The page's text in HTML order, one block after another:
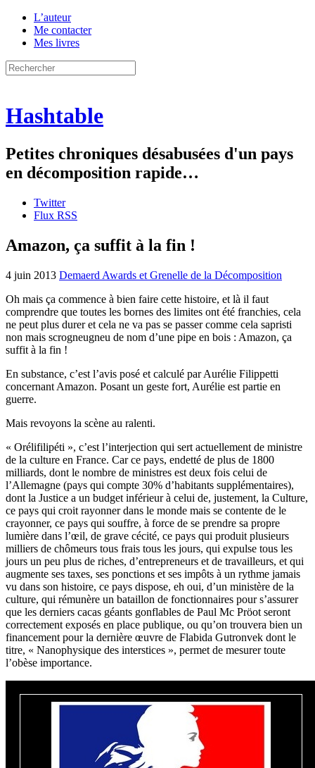
L’auteur
Me contacter
Mes livres
Hashtable
Petites chroniques désabusées d'un pays
en décomposition rapide…
Twitter
Flux RSS
Amazon, ça suffit à la fin !
4 juin 2013 Demaerd Awards et Grenelle de la Décomposition
Oh mais ça commence à bien faire cette histoire, et là il faut
comprendre que toutes les bornes des limites ont été franchies, cela
ne peut plus durer et cela ne va pas se passer comme cela sapristi
non mais scrogneugneu de nom d’une pipe en bois : Amazon, ça
suffit à la fin !
En substance, c’est l’avis posé et calculé par Aurélie Filippetti
concernant Amazon. Posant un geste fort, Aurélie est partie en
guerre.
Mais revoyons la scène au ralenti.
« Orélifilipéti », c’est l’interjection qui sert actuellement de ministre
de la culture en France. Car ce pays, endetté de plus de 1800
milliards, dont le nombre de ministres est deux fois celui de
l’Allemagne (pays qui compte 30% d’habitants supplémentaires),
dont la Justice a un budget inférieur à celui de, justement, la Culture,
ce pays qui croit rayonner dans le monde mais se contente de le
crayonner, ce pays qui souffre, à force de se prendre sa propre
lumière dans l’œil, de grave cécité, ce pays qui produit plusieurs
milliers de chômeurs tous frais tous les jours, qui expulse tous les
jours un peu plus de riches, d’entrepreneurs et de travailleurs, et qui
augmente ses taxes, ses ponctions et ses impôts à un rythme jamais
vu dans son histoire, ce pays dispose, eh oui, d’un ministère de la
culture, qui rémunère un bataillon de fonctionnaires pour s’assurer
que les derniers cacas géants gonflables de Paul Mc Pröot seront
correctement exposés en place publique, ou qu’on trouvera bien un
financement pour la dernière œuvre de Flabida Gutronvek dont le
titre, « Nanophysique des interstices », permet de mesurer toute
l’obèse importance.